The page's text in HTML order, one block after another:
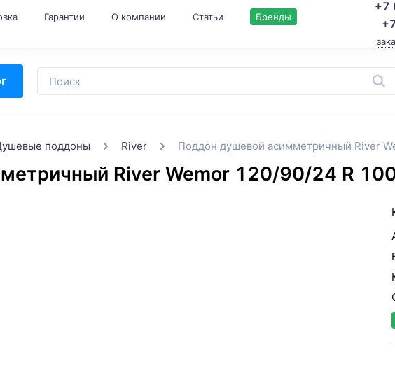
Гарантии О компании Статьи
Бренды
+7
поддоны River Поддон душевой асимметричный River
River Wemor 120/90/24 R